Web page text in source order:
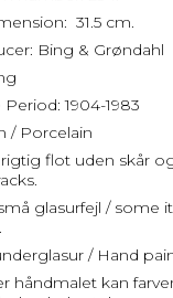
31.5 cm.
Bing & Grøndahl
1904-1983
/ Porcelain
flot uden skår
glasurfejl / some
/ Hand
håndmalet kan